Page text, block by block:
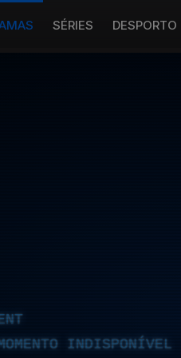
SÉRIES DESPORTO
INDISPONÍVEL